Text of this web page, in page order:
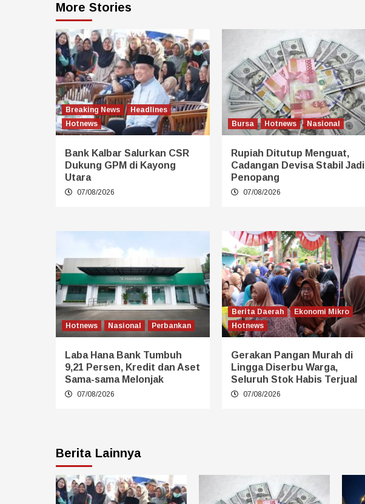
More Stories
Breaking News
Headlines
Hotnews
Bank Kalbar Salurkan CSR
Dukung GPM di Kayong
Utara
07/08/2026
Bursa Hotnews Nasional
Rupiah Ditutup Menguat,
Cadangan Devisa Stabil Jadi
Penopang
07/08/2026
Hotnews Nasional Perbankan
Laba Hana Bank Tumbuh
9,21 Persen, Kredit dan Aset
Sama-sama Melonjak
07/08/2026
Berita Daerah
Ekonomi Mikro
Hotnews
Gerakan Pangan Murah di
Lingga Diserbu Warga,
Seluruh Stok Habis Terjual
07/08/2026
Berita Lainnya